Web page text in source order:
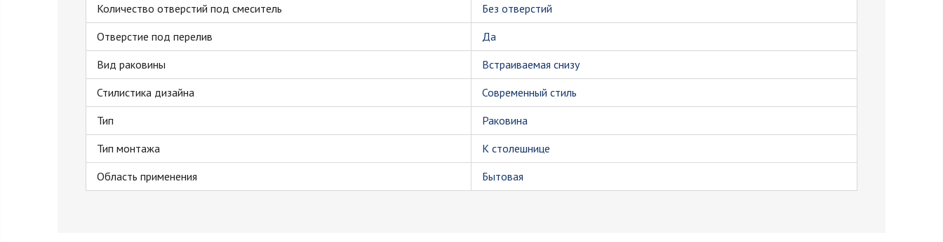
Количество отверстий под смеситель
Без отверстий
Отверстие под перелив
Да
Вид раковины
Встраиваемая снизу
Стилистика дизайна
Современный стиль
Тип
Раковина
Тип монтажа
К столешнице
Область применения
Бытовая